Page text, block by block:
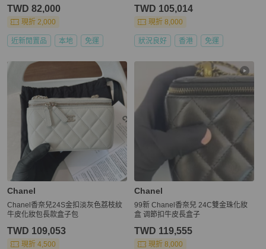
TWD 82,000
現折 2,000
近新閒置品 本地 免運
TWD 105,014
現折 8,000
狀況良好 香港 免運
Chanel
Chanel香奈兒24S金扣淡灰色荔枝紋
牛皮化妝包長款盒子包
TWD 109,053
現折 4,500
Chanel
99新 Chanel香奈兒 24C雙金珠化妝
盒 调節扣牛皮長盒子
TWD 119,555
現折 8,000